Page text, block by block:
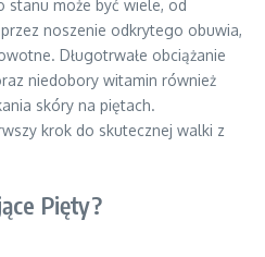
stanu może być wiele, od
noszenie odkrytego obuwia,
Długotrwałe obciążanie
niedobory witamin również
skóry na piętach.
krok do skutecznej walki z
Pięty?